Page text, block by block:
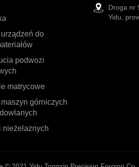
do
podwozi
matrycowe
górniczych
nieżelaznych
Droga nr
Yidu,